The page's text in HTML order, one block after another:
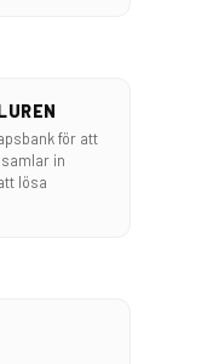
för att
in
lösa